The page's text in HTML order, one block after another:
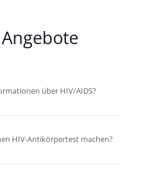
über HIV/AIDS?
HIV-Antikörpertest machen?